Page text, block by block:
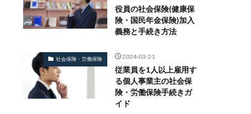
役員の社会保険(健康保
険・国民年金保険)加入
義務と手続き方法
社会保険・労働保険 2024-03-21
従業員を1人以上雇用す
る個人事業主の社会保
険・労働保険手続きガ
イド